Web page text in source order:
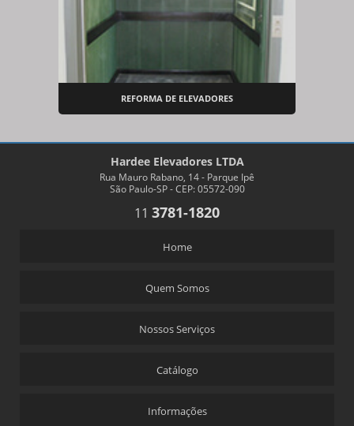
REFORMA DE ELEVADORES
Hardee Elevadores LTDA
Rua Mauro Rabano, 14 - Parque Ipê
São Paulo-SP - CEP: 05572-090
11 3781-1820
Home
Quem Somos
Nossos Serviços
Catálogo
Informações